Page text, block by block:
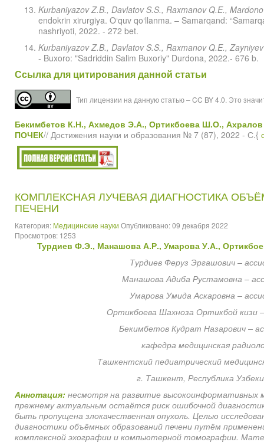
Kurbaniyazov Z.B., Davlatov S.S., Raxmanov Q.E.,
endokrin xirurgiya. O‘quv qo‘llanma. – Samarqand:
nashriyoti, 2022. - 272 bet.
Kurbaniyazov Z.B., Davlatov S.S., Raxmanov Q.E.,
- Buxoro: "Sadriddin Salim Buxoriy" Durdona, 2022.- 676 b.
Ссылка для цитирования данной статьи
Тип лицензии на данную статью – CC BY 4.0. Это
Бекимбетов К.Н., Ахмедов Э.А., Ортикбоева Ш.О.,
ПОЧЕК// Достижения науки и образования № 7 (87), 2022 - С.{
КОМПЛЕКСНАЯ ЛУЧЕВАЯ ДИАГНОСТИКА
ПЕЧЕНИ
Категория: Медицинские науки Опубликовано: 09 декабря 2022
Просмотров: 1253
Турдиев Ф.Э., Манашова А.Р., Умарова У.А.,
Турдиев Феруз Эргашович –
Манашова Адиба Рустамовна –
Умарова Умида Аскаровна –
Ортикбоева Шахноза Ортикбой кизи
Бекимбетов Кудрат Назарович –
кафедра медицинская
Ташкентский педиатрический
г. Ташкент, Республика
Аннотация: несмотря на развитие высокоинформативных
прежнему актуальным остаётся риск ошибочной
быть пропущена злокачественная опухоль. Целью
диагностики объёмных образований печени путём
комплексной эхографии и компьютерной томографии.